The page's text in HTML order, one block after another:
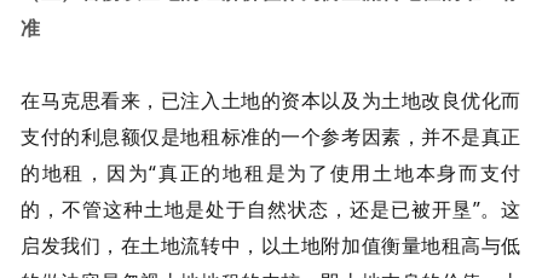
准
在马克思看来，已注入土地的资本以及为土地改良优化而
支付的利息额仅是地租标准的一个参考因素，并不是真正
的地租，因为“真正的地租是为了使用土地本身而支付
的，不管这种土地是处于自然状态，还是已被开垦”。这
启发我们，在土地流转中，以土地附加值衡量地租高与低